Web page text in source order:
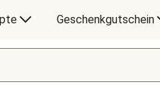
Geschenkgutschein